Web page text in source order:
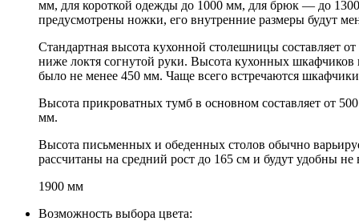
мм, для короткой одежды до 1000 мм, для брюк — до 1300
предусмотрены ножки, его внутренние размеры будут
Стандартная высота кухонной столешницы составляет
ниже локтя согнутой руки. Высота кухонных
было не менее 450 мм. Чаще всего встречаются
Высота прикроватных тумб в основном составляет от
мм.
Высота письменных и обеденных столов обычно
рассчитаны на средний рост до 165 см и будут удобны не
1900 мм
Возможность выбора цвета: